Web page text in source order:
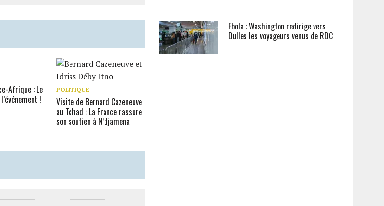
Afrique : Le
!
POLITIQUE
Visite de Bernard Cazeneuve
au Tchad : La France rassure
son soutien à N’djamena
Ebola : Washington redirige vers
Dulles les voyageurs venus de RDC